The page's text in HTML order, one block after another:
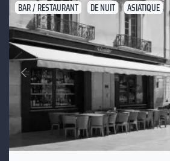
BAR / RESTAURANT DE NUIT ASIATIQUE
Précédent